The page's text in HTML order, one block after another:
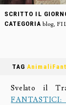
SCRITTO IL
CATEGORIA blog,
TAG
Svelato il